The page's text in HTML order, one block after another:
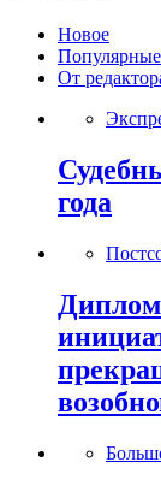
Новое
Популярные
От
года